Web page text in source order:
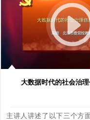
ChatGPT是大模型、大数
进步，讲解了什么是AIGC
大数据时代的社会治理
主讲人讲述了以下三个方